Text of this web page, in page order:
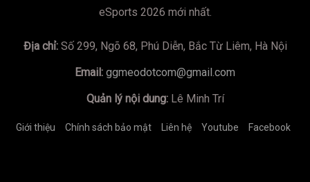
eSports 2026 mới nhất.
Địa chỉ:Số 299, Ngõ 68, Phú Diễn, Bắc Từ Liêm, Hà Nội
Email: ggmeodotcom@gmail.com
Quản lý nội dung:Lê Minh Trí
Giới thiệu Chính sách bảo mật Liên hệ Youtube Facebook